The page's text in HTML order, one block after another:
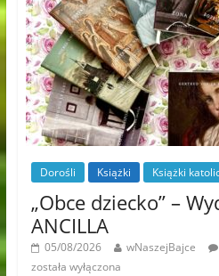
Dorośli Książki Książki
„Obce dziecko” –
ANCILLA
05/08/2026 wNaszejBajce
została wyłączona